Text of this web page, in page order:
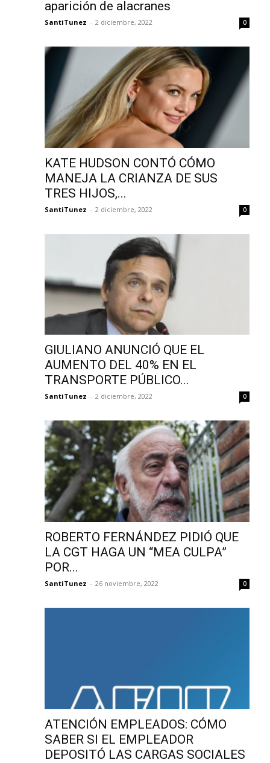
aparición de alacranes
SantiTunez - 2 diciembre, 2022 0
KATE HUDSON CONTÓ CÓMO
MANEJA LA CRIANZA DE SUS
TRES HIJOS,...
SantiTunez - 2 diciembre, 2022 0
GIULIANO ANUNCIÓ QUE EL
AUMENTO DEL 40% EN EL
TRANSPORTE PÚBLICO...
SantiTunez - 2 diciembre, 2022 0
ROBERTO FERNÁNDEZ PIDIÓ QUE
LA CGT HAGA UN “MEA CULPA”
POR...
SantiTunez - 26 noviembre, 2022 0
ATENCIÓN EMPLEADOS: CÓMO
SABER SI EL EMPLEADOR
DEPOSITÓ LAS CARGAS SOCIALES